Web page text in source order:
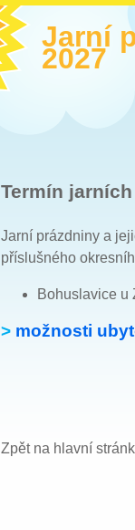
Jarní
2027
Termín
Jarní prázdniny a
příslušného
Bohuslavice u
> možnosti
Zpět na hlavní